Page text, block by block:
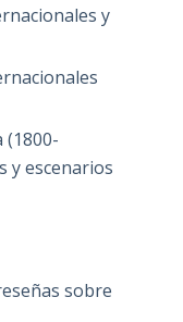
y
(1800-
y escenarios
sobre